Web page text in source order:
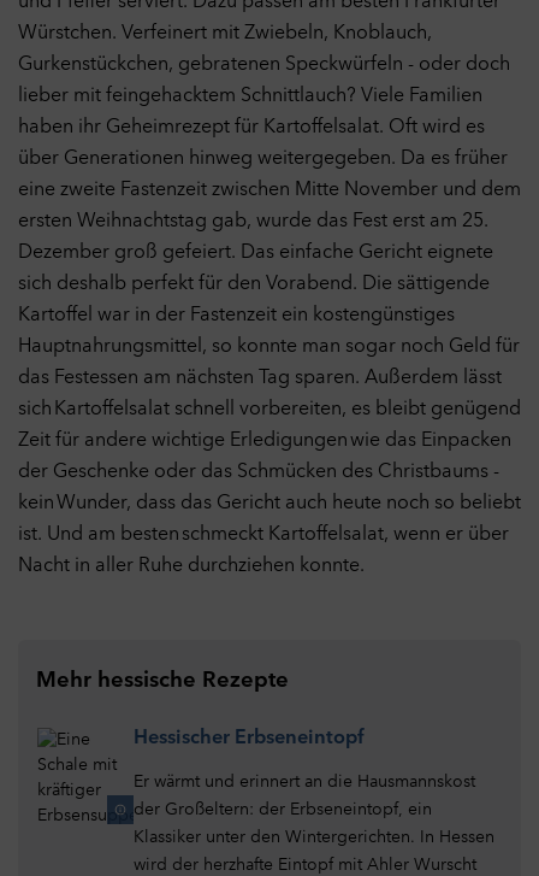
Würstchen. Verfeinert mit Zwiebeln, Knoblauch,
Gurkenstückchen, gebratenen Speckwürfeln - oder doch
lieber mit feingehacktem Schnittlauch? Viele Familien
haben ihr Geheimrezept für Kartoffelsalat. Oft wird es
über Generationen hinweg weitergegeben. Da es früher
eine zweite Fastenzeit zwischen Mitte November und dem
ersten Weihnachtstag gab, wurde das Fest erst am 25.
Dezember groß gefeiert. Das einfache Gericht eignete
sich deshalb perfekt für den Vorabend. Die sättigende
Kartoffel war in der Fastenzeit ein kostengünstiges
Hauptnahrungsmittel, so konnte man sogar noch Geld für
das Festessen am nächsten Tag sparen. Außerdem lässt
sich Kartoffelsalat schnell vorbereiten, es bleibt genügend
Zeit für andere wichtige Erledigungen wie das Einpacken
der Geschenke oder das Schmücken des Christbaums -
kein Wunder, dass das Gericht auch heute noch so beliebt
ist. Und am besten schmeckt Kartoffelsalat, wenn er über
Nacht in aller Ruhe durchziehen konnte.
Mehr hessische Rezepte
Hessischer Erbseneintopf
Er wärmt und erinnert an die Hausmannskost
der Großeltern: der Erbseneintopf, ein
Klassiker unter den Wintergerichten. In Hessen
wird der herzhafte Eintopf mit Ahler Wurscht
5
43
252
891
genutzt wurde. Diese Daten verwenden wir unter anderem zur
Optimierung unserer Website durch Auswertung der von uns
durchgeführten Kampagnen.
Cookies
Marketing
Aus
Marketing-Cookies werden verwendet, um Besuchern auf
Webseiten zu folgen und dadurch den Erfolg von Marketing-
Kampagnen zu messen und Anzeigen optimaler auszuspielen.
Zu diesem Zweck werden Endgeräteinformationen erhoben und
das Verhalten und die Interaktion von Nutzern ausgewertet,
nachdem sie auf eine Anzeige geklickt haben und auf unserer
Webseite gekommen sind.
Cookies
Externe Inhalte
Aus
Diese Website kann Inhalte und Medien von externen Seiten
wie bspw. YouTube anzeigen. Dabei werden Cookies von
externen Seiten gespeichert.
Auswahl übernehmen